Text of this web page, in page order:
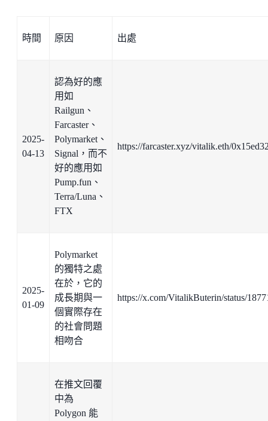
時間 原因 出處
2025-
04-13
認為好的應
用如
Railgun、
Farcaster、
Polymarket、
Signal，而不
好的應用如
Pump.fun、
Terra/Luna、
FTX
https://farcaster.xyz/vitalik.eth/
2025-
01-09
Polymarket
的獨特之處
在於，它的
成長期與一
個實際存在
的社會問題
相吻合
https://x.com/VitalikButerin/status/
在推文回覆
中為
Polygon 能